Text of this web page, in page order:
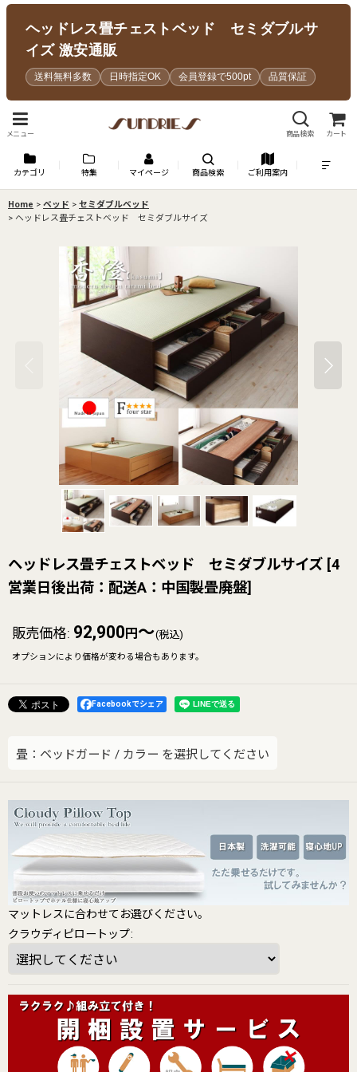
ヘッドレス畳チェストベッド セミダブルサ
イズ 激安通販
送料無料多数 日時指定OK 会員登録で500pt 品質保証
メニュー 商品検索 カート
カテゴリ 特集 マイページ 商品検索 ご利用案内
Home > ベッド > セミダブルベッド
> ヘッドレス畳チェストベッド セミダブルサイズ
ヘッドレス畳チェストベッド セミダブルサイズ [4
営業日後出荷：配送A：中国製畳廃盤]
販売価格: 92,900 円 ～(税込)
オプションにより価格が変わる場合もあります。
Facebookでシェア
畳：ベッドガード / カラー を選択してください
マットレスに合わせてお選びください。
クラウディピロートップ: